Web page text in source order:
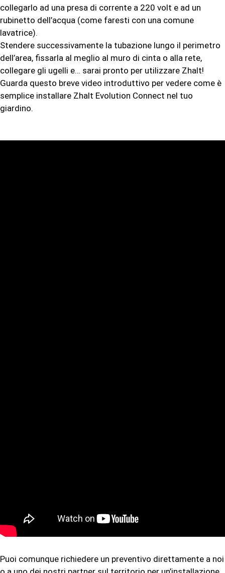
collegarlo ad una presa di corrente a 220 volt e ad un
rubinetto dell’acqua (come faresti con una comune
lavatrice).
Stendere successivamente la tubazione lungo il perimetro
dell’area, fissarla al meglio al muro di cinta o alla rete,
collegare gli ugelli e… sarai pronto per utilizzare Zhalt!
Guarda questo breve video introduttivo per vedere come è
semplice installare Zhalt Evolution Connect nel tuo
giardino.
Puoi comunque richiedere un preventivo direttamente a noi